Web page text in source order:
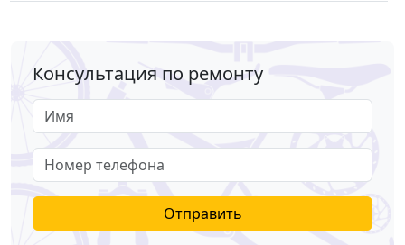
Консультация по ремонту
Имя
Номер телефона
Отправить